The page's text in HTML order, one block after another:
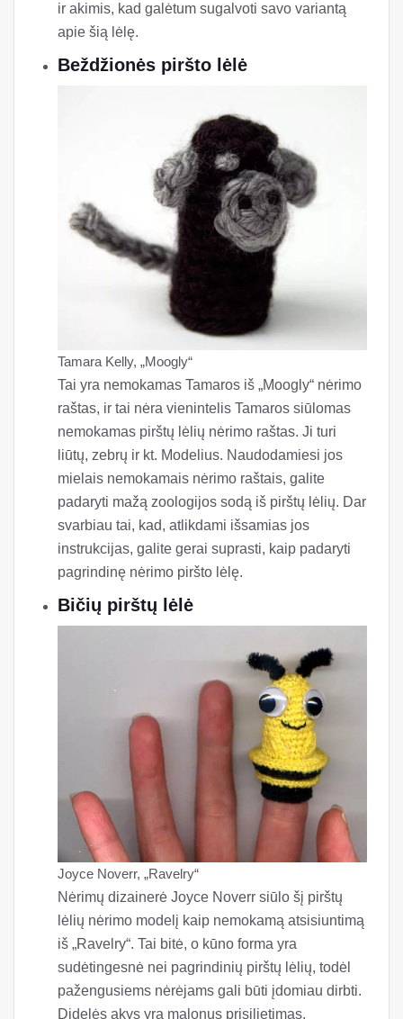
ir akimis, kad galėtum sugalvoti savo variantą
apie šią lėlę.
Beždžionės piršto lėlė
Tamara Kelly, „Moogly“
Tai yra nemokamas Tamaros iš „Moogly“ nėrimo
raštas, ir tai nėra vienintelis Tamaros siūlomas
nemokamas pirštų lėlių nėrimo raštas. Ji turi
liūtų, zebrų ir kt. Modelius. Naudodamiesi jos
mielais nemokamais nėrimo raštais, galite
padaryti mažą zoologijos sodą iš pirštų lėlių. Dar
svarbiau tai, kad, atlikdami išsamias jos
instrukcijas, galite gerai suprasti, kaip padaryti
pagrindinę nėrimo piršto lėlę.
Bičių pirštų lėlė
Joyce Noverr, „Ravelry“
Nėrimų dizainerė Joyce Noverr siūlo šį pirštų
lėlių nėrimo modelį kaip nemokamą atsisiuntimą
iš „Ravelry“. Tai bitė, o kūno forma yra
sudėtingesnė nei pagrindinių pirštų lėlių, todėl
pažengusiems nėrėjams gali būti įdomiau dirbti.
Didelės akys yra malonus prisilietimas.